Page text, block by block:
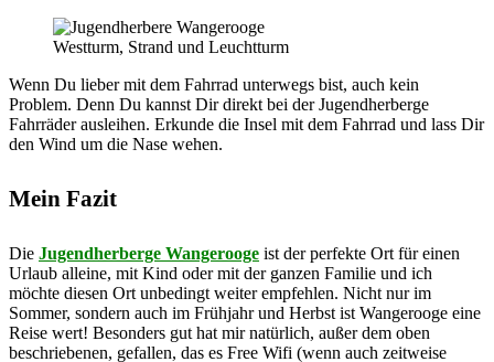
Westturm, Strand und Leuchtturm
Wenn Du lieber mit dem Fahrrad unterwegs bist, auch kein
Problem. Denn Du kannst Dir direkt bei der Jugendherberge
Fahrräder ausleihen. Erkunde die Insel mit dem Fahrrad und lass Dir
den Wind um die Nase wehen.
Mein Fazit
Die Jugendherberge Wangerooge ist der perfekte Ort für einen
Urlaub alleine, mit Kind oder mit der ganzen Familie und ich
möchte diesen Ort unbedingt weiter empfehlen. Nicht nur im
Sommer, sondern auch im Frühjahr und Herbst ist Wangerooge eine
Reise wert! Besonders gut hat mir natürlich, außer dem oben
beschriebenen, gefallen, das es Free Wifi (wenn auch zeitweise